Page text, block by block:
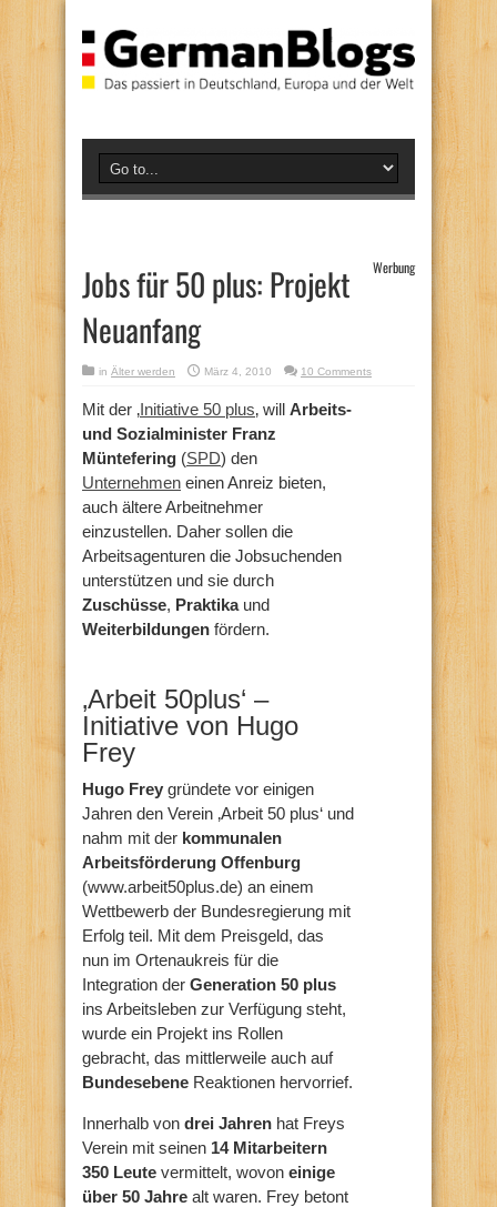
Jobs für 50 plus: Projekt
Neuanfang
Werbung
in Älter werden März 4, 2010 10 Comments
Mit der ‚Initiative 50 plus‚ will Arbeits-
und Sozialminister Franz
Müntefering (SPD) den
Unternehmen einen Anreiz bieten,
auch ältere Arbeitnehmer
einzustellen. Daher sollen die
Arbeitsagenturen die Jobsuchenden
unterstützen und sie durch
Zuschüsse, Praktika und
Weiterbildungen fördern.
‚Arbeit 50plus‘ –
Initiative von Hugo
Frey
Hugo Frey gründete vor einigen
Jahren den Verein ‚Arbeit 50 plus‘ und
nahm mit der kommunalen
Arbeitsförderung Offenburg
(www.arbeit50plus.de) an einem
Wettbewerb der Bundesregierung mit
Erfolg teil. Mit dem Preisgeld, das
nun im Ortenaukreis für die
Integration der Generation 50 plus
ins Arbeitsleben zur Verfügung steht,
wurde ein Projekt ins Rollen
gebracht, das mittlerweile auch auf
Bundesebene Reaktionen hervorrief.
Innerhalb von drei Jahren hat Freys
Verein mit seinen 14 Mitarbeitern
350 Leute vermittelt, wovon einige
über 50 Jahre alt waren. Frey betont